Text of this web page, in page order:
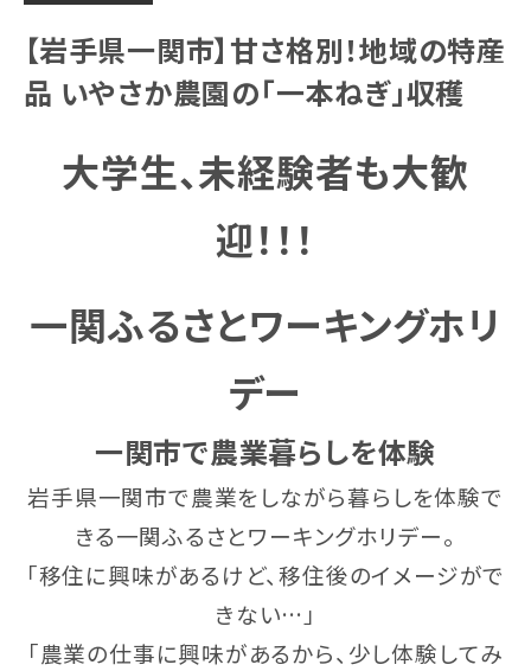
【岩手県一関市】甘さ格別！地域の特産
品 いやさか農園の「一本ねぎ」収穫
大学生、未経験者も大歓
迎！！！
一関ふるさとワーキングホリ
デー
一関市で農業暮らしを体験
岩手県一関市で農業をしながら暮らしを体験で
きる一関ふるさとワーキングホリデー。
「移住に興味があるけど、移住後のイメージがで
きない…」
「農業の仕事に興味があるから、少し体験してみ